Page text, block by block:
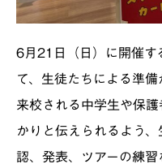
6月21日（日）に開催す
て、生徒たちによる準備
来校される中学生や保
かりと伝えられるよう
認、発表、ツアーの練